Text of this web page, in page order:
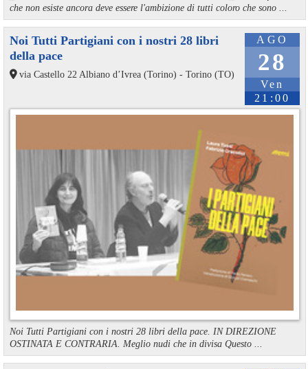
che non esiste ancora deve essere l'ambizione di tutti coloro che sono ...
AGO
28
Ven
21:00
Noi Tutti Partigiani con i nostri 28 libri
della pace
via Castello 22 Albiano d’Ivrea (Torino) - Torino (TO)
Noi Tutti Partigiani con i nostri 28 libri della pace. IN DIREZIONE
OSTINATA E CONTRARIA. Meglio nudi che in divisa Questo ...